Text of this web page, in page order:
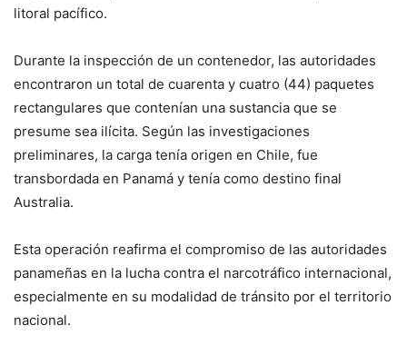
litoral pacífico.
Durante la inspección de un contenedor, las autoridades
encontraron un total de cuarenta y cuatro (44) paquetes
rectangulares que contenían una sustancia que se
presume sea ilícita. Según las investigaciones
preliminares, la carga tenía origen en Chile, fue
transbordada en Panamá y tenía como destino final
Australia.
Esta operación reafirma el compromiso de las autoridades
panameñas en la lucha contra el narcotráfico internacional,
especialmente en su modalidad de tránsito por el territorio
nacional.